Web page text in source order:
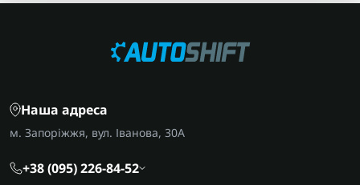
Наша адреса
м. Запоріжжя, вул. Іванова, 30А
+38 (095) 226-84-52